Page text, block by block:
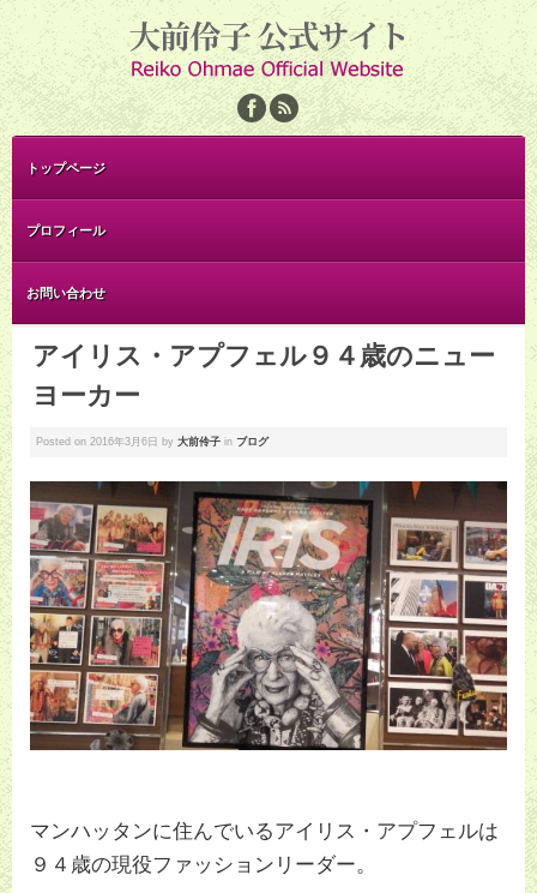
トップページ
プロフィール
お問い合わせ
アイリス・アプフェル９４歳のニュー
ヨーカー
Posted on 2016年3月6日 by 大前伶子 in ブログ
マンハッタンに住んでいるアイリス・アプフェルは
９４歳の現役ファッションリーダー。